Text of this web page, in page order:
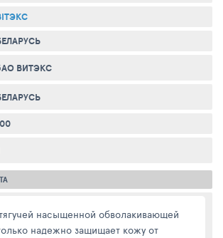
ВИТЭКС
насыщенной обволакивающей
надежно защищает кожу от